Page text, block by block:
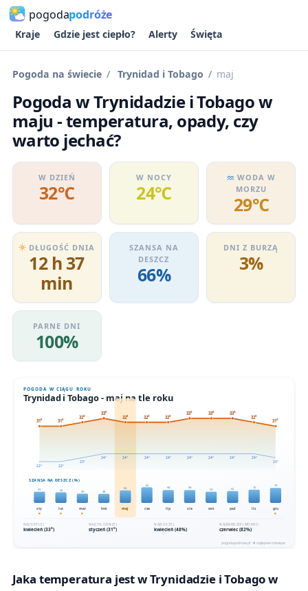
pogodapodróże
Kraje Gdzie jest ciepło? Alerty Święta
Pogoda na świecie Trynidad i Tobago maj
Pogoda w Trynidadzie i Tobago w
maju - temperatura, opady, czy
warto jechać?
W DZIEŃ
32℃
W NOCY
24℃
WODA W
MORZU
29℃
DŁUGOŚĆ DNIA
12 h 37
min
SZANSA NA
DESZCZ
66%
DNI Z BURZĄ
3%
PARNE DNI
100%
Jaka temperatura jest w Trynidadzie i Tobago w